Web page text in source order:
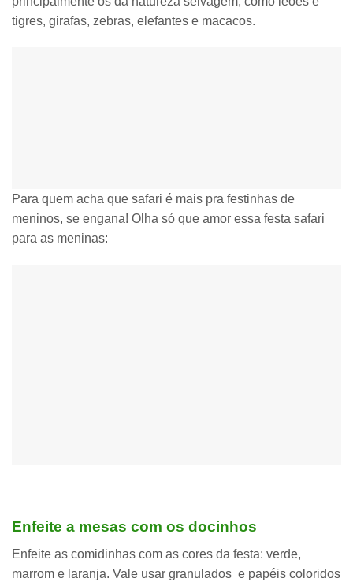
tigres, girafas, zebras, elefantes e macacos.
Para quem acha que safari é mais pra festinhas de
meninos, se engana! Olha só que amor essa festa safari
para as meninas:
Enfeite a mesas com os docinhos
Enfeite as comidinhas com as cores da festa: verde,
marrom e laranja. Vale usar granulados e papéis coloridos